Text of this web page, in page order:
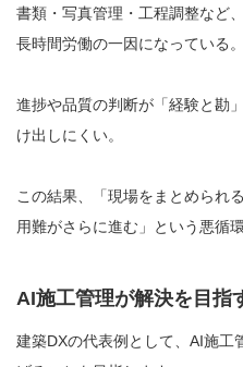
書類・写真管理・工程調整など
長時間労働の一因になっている。
進捗や品質の判断が「経験と勘
け出しにくい。
この結果、「現場をまとめられ
用難がさらに進む」という悪循
AI施工管理が解決を目指
建築DXの代表例として、AI施工